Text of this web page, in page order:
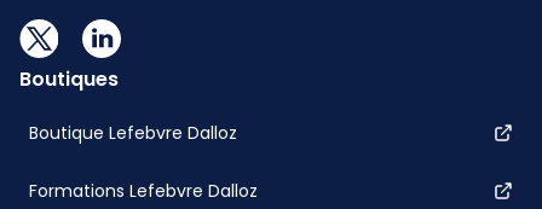
Boutiques
Boutique Lefebvre Dalloz
Formations Lefebvre Dalloz